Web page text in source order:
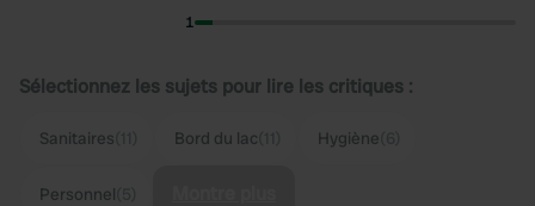
1
Sélectionnez les sujets pour lire les critiques :
Sanitaires Bord du lac Hygiène
Personnel